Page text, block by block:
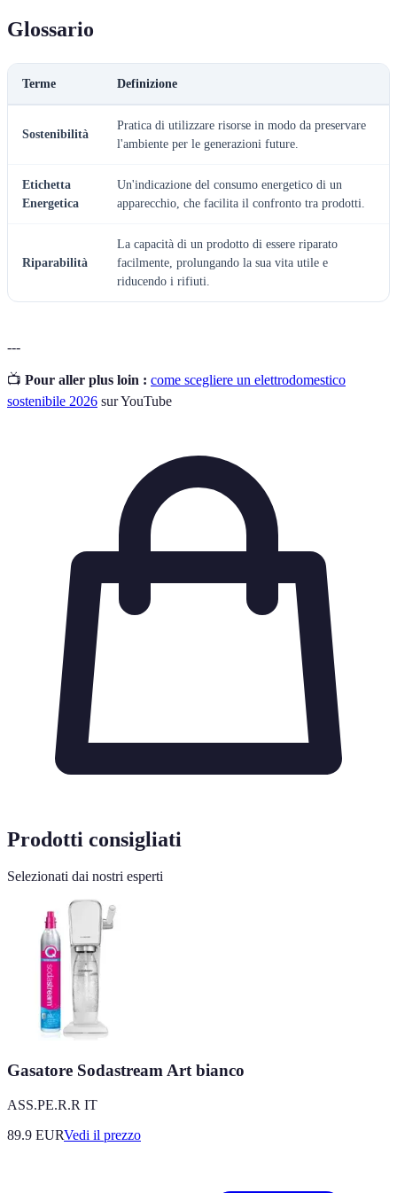
Glossario
Terme Definizione
Sostenibilità
Pratica di utilizzare risorse in modo da preservare
l'ambiente per le generazioni future.
Etichetta
Energetica
Un'indicazione del consumo energetico di un
apparecchio, che facilita il confronto tra prodotti.
Riparabilità
La capacità di un prodotto di essere riparato
facilmente, prolungando la sua vita utile e
riducendo i rifiuti.
---
📺 Pour aller plus loin : come scegliere un elettrodomestico
sostenibile 2026 sur YouTube
Prodotti consigliati
Selezionati dai nostri esperti
Gasatore Sodastream Art bianco
ASS.PE.R.R IT
89.9 EURVedi il prezzo